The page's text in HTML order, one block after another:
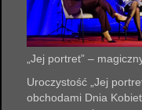
„Jej portret” –
Uroczystość „Jej
obchodami Dnia